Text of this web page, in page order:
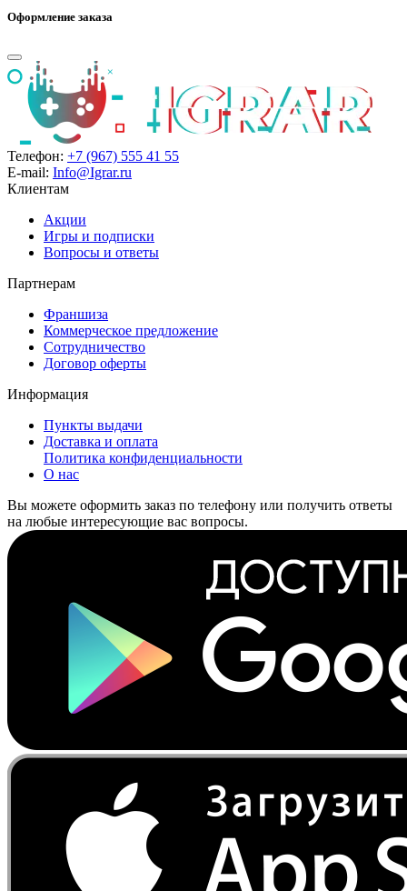
Оформление заказа
Телефон: +7 (967) 555 41 55
E-mail: Info@Igrar.ru
Клиентам
Акции
Игры и подписки
Вопросы и ответы
Партнерам
Франшиза
Коммерческое предложение
Сотрудничество
Договор оферты
Информация
Пункты выдачи
Доставка и оплата
Политика конфиденциальности
О нас
Вы можете оформить заказ по телефону или получить ответы
на любые интересующие вас вопросы.